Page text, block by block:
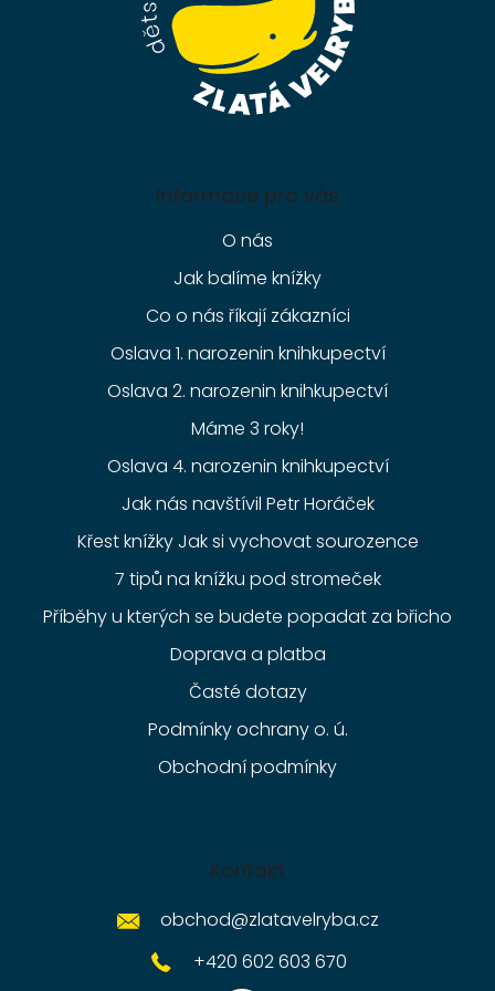
Informace pro vás
O nás
Jak balíme knížky
Co o nás říkají zákazníci
Oslava 1. narozenin knihkupectví
Oslava 2. narozenin knihkupectví
Máme 3 roky!
Oslava 4. narozenin knihkupectví
Jak nás navštívil Petr Horáček
Křest knížky Jak si vychovat sourozence
7 tipů na knížku pod stromeček
Příběhy u kterých se budete popadat za břicho
Doprava a platba
Časté dotazy
Podmínky ochrany o. ú.
Obchodní podmínky
Kontakt
obchod@zlatavelryba.cz
+420 602 603 670